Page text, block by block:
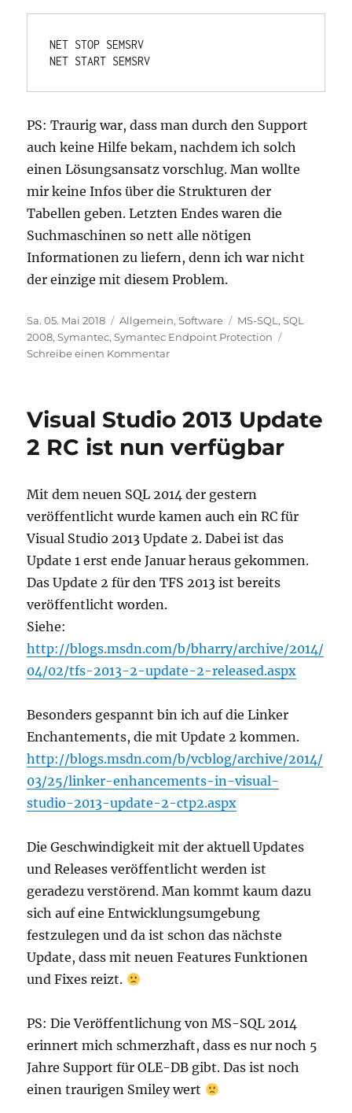
NET STOP SEMSRV
PS: Traurig war, dass man durch den Support
auch keine Hilfe bekam, nachdem ich solch
einen Lösungsansatz vorschlug. Man wollte
mir keine Infos über die Strukturen der
Tabellen geben. Letzten Endes waren die
Suchmaschinen so nett alle nötigen
Informationen zu liefern, denn ich war nicht
der einzige mit diesem Problem.
Veröffentlicht
am
Sa. 05. Mai 2018 Kategorien
Allgemein,Software Schlagwörter
MS-SQL ,SQL
2008,Symantec,Symantec Endpoint Protection
Schreibe einen Kommentarzu
der
Endpoint
(SEPM)
keine
Virendefinitionen
Visual Studio 2013 Update
2 RC ist nun verfügbar
Mit dem neuen SQL 2014 der gestern
veröffentlicht wurde kamen auch ein RC für
Visual Studio 2013 Update 2. Dabei ist das
Update 1 erst ende Januar heraus gekommen.
Das Update 2 für den TFS 2013 ist bereits
veröffentlicht worden.
Siehe:
http://blogs.msdn.com/b/bharry/archive/2014/
04/02/tfs-2013-2-update-2-released.aspx
Besonders gespannt bin ich auf die Linker
Enchantements, die mit Update 2 kommen.
http://blogs.msdn.com/b/vcblog/archive/2014/
03/25/linker-enhancements-in-visual-
studio-2013-update-2-ctp2.aspx
Die Geschwindigkeit mit der aktuell Updates
und Releases veröffentlicht werden ist
geradezu verstörend. Man kommt kaum dazu
sich auf eine Entwicklungsumgebung
festzulegen und da ist schon das nächste
Update, dass mit neuen Features Funktionen
und Fixes reizt.
PS: Die Veröffentlichung von MS-SQL 2014
erinnert mich schmerzhaft, dass es nur noch 5
Jahre Support für OLE-DB gibt. Das ist noch
einen traurigen Smiley wert